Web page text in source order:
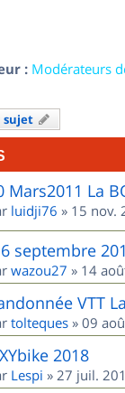
: Modérateurs
sujet
Mars2011 La
luidji76 » 15 nov.
septembre
wazou27 » 14
VTT
tolteques » 09
2018
Lespi » 27 juil.